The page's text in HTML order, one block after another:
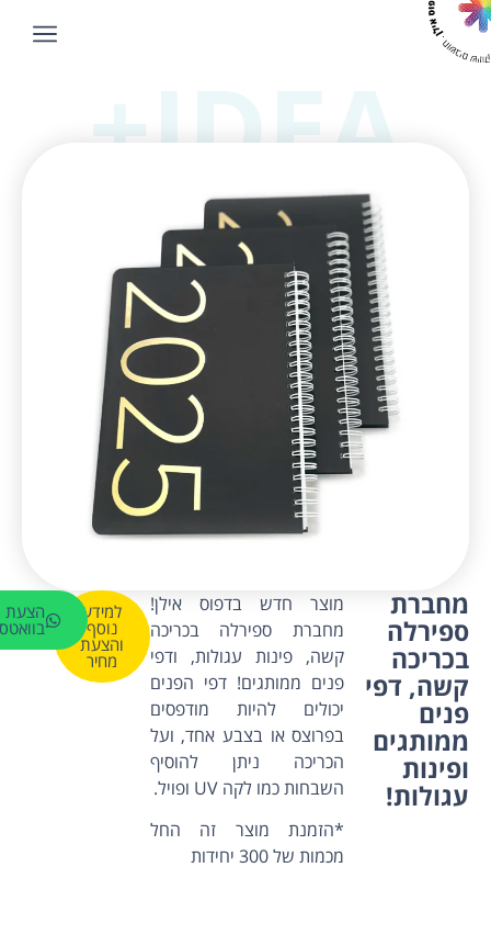
IDEA+
מחברת
ספירלה
בכריכה
קשה, דפי
פנים
ממותגים
ופינות
עגולות!
מוצר חדש בדפוס אילן!
מחברת ספירלה בכריכה
קשה, פינות עגולות, ודפי
פנים ממותגים! דפי הפנים
יכולים להיות מודפסים
בפרוצס או בצבע אחד, ועל
הכריכה ניתן להוסיף
השבחות כמו לקה UV ופויל.
*הזמנת מוצר זה החל
מכמות של 300 יחידות
למידע
נוסף
והצעת
מחיר
הצעת